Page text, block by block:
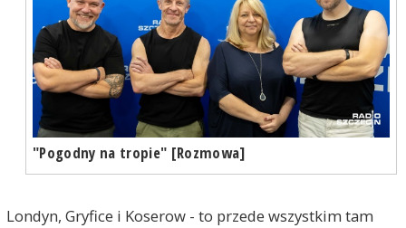
"Pogodny na tropie" [Rozmowa]
Londyn, Gryfice i Koserow - to przede wszystkim tam